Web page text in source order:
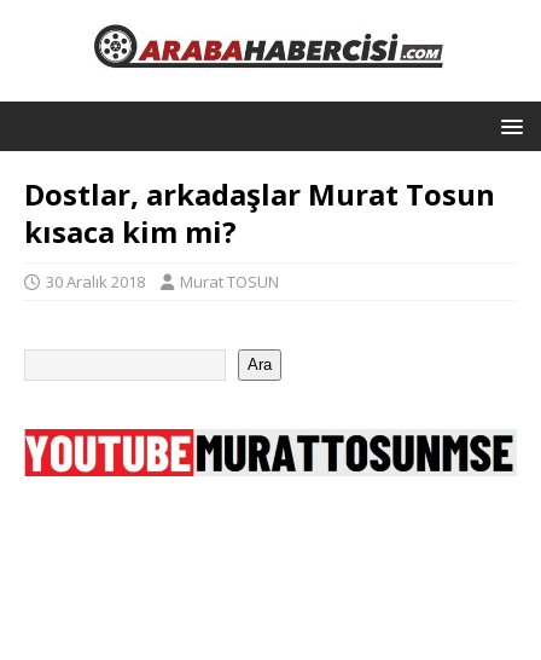
Dostlar, arkadaşlar Murat Tosun
kısaca kim mi?
30 Aralık 2018 Murat TOSUN
Ara